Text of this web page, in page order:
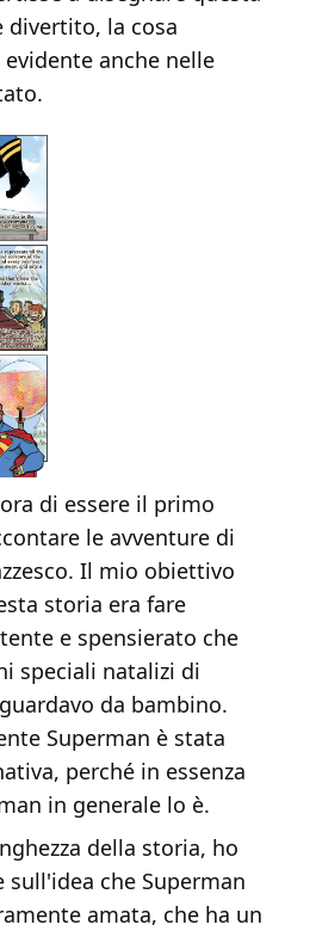
divertito, la cosa
anche nelle
di essere il primo
le avventure di
Il mio obiettivo
storia era fare
e spensierato che
speciali natalizi di
da bambino.
Superman è stata
perché in essenza
in generale lo è.
della storia, ho
che Superman
amata, che ha un